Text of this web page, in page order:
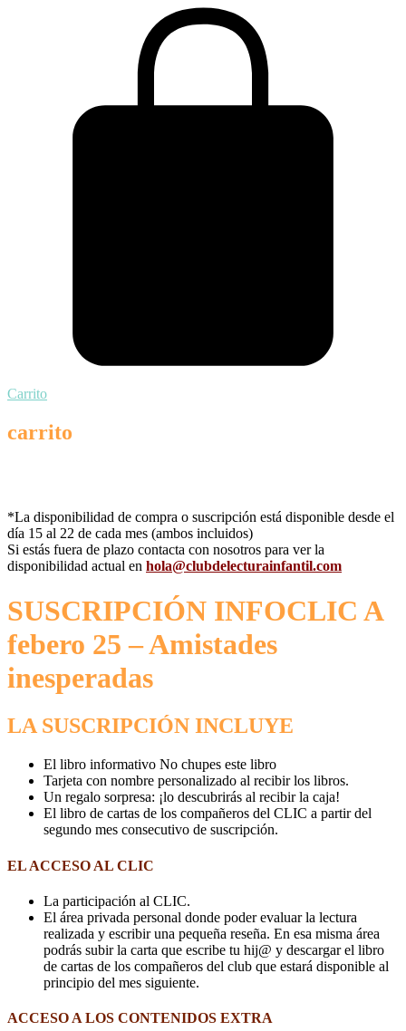
Carrito
carrito
*La disponibilidad de compra o suscripción está disponible desde el
día 15 al 22 de cada mes (ambos incluidos)
Si estás fuera de plazo contacta con nosotros para ver la
disponibilidad actual en hola@clubdelecturainfantil.com
SUSCRIPCIÓN INFOCLIC A
febero 25 – Amistades
inesperadas
LA SUSCRIPCIÓN INCLUYE
El libro informativo No chupes este libro
Tarjeta con nombre personalizado al recibir los libros.
Un regalo sorpresa: ¡lo descubrirás al recibir la caja!
El libro de cartas de los compañeros del CLIC a partir del
segundo mes consecutivo de suscripción.
EL ACCESO AL CLIC
La participación al CLIC.
El área privada personal donde poder evaluar la lectura
realizada y escribir una pequeña reseña. En esa misma área
podrás subir la carta que escribe tu hij@ y descargar el libro
de cartas de los compañeros del club que estará disponible al
principio del mes siguiente.
ACCESO A LOS CONTENIDOS EXTRA